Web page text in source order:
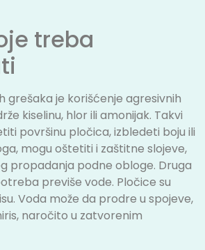
treba
grešaka je korišćenje agresivnih
kiselinu, hlor ili amonijak. Takvi
površinu pločica, izbledeti boju ili
mogu oštetiti i zaštitne slojeve,
propadanja podne obloge. Druga
previše vode. Pločice su
Voda može da prodre u spojeve,
naročito u zatvorenim